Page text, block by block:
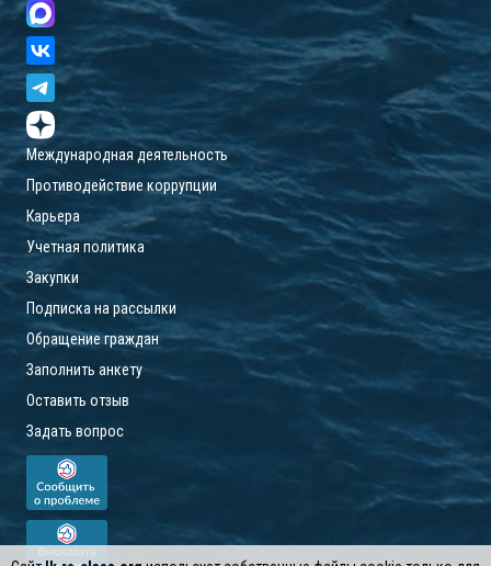
Международная деятельность
Противодействие коррупции
Карьера
Учетная политика
Закупки
Подписка на рассылки
Обращение граждан
Заполнить анкету
Оставить отзыв
Задать вопрос